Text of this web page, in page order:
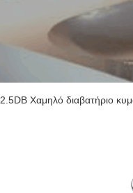
2.5DB Χαμηλό διαβατήριο